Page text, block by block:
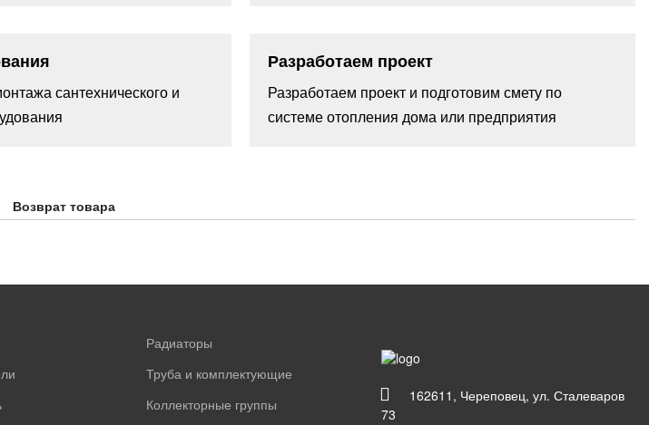
сантехнического и
Разработаем проект
Разработаем проект и подготовим смету по
системе отопления дома или предприятия
Возврат товара
Радиаторы
Труба и комплектующие
Коллекторные группы
162611, Череповец, ул. Сталеваров
73